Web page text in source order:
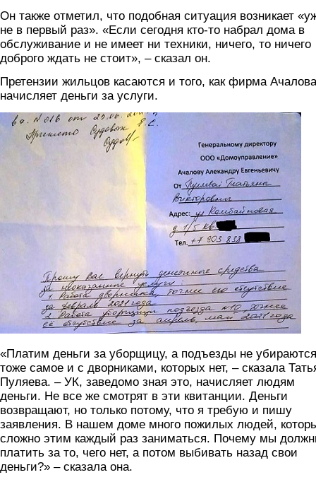
Он также отметил, что подобная ситуация возникает
не в первый раз». «Если сегодня кто-то набрал дома в
обслуживание и не имеет ни техники, ничего, то ничего
доброго ждать не стоит», – сказал он.
Претензии жильцов касаются и того, как фирма Ачалова
начисляет деньги за услуги.
2.jpg
«Платим деньги за уборщицу, а подъезды не
тоже самое и с дворниками, которых нет, – сказала
Пуляева. – УК, заведомо зная это, начисляет людям
деньги. Не все же смотрят в эти квитанции. Деньги
возвращают, но только потому, что я требую и пишу
заявления. В нашем доме много пожилых людей,
сложно этим каждый раз заниматься. Почему мы
платить за то, чего нет, а потом выбивать назад свои
деньги?» – сказала она.